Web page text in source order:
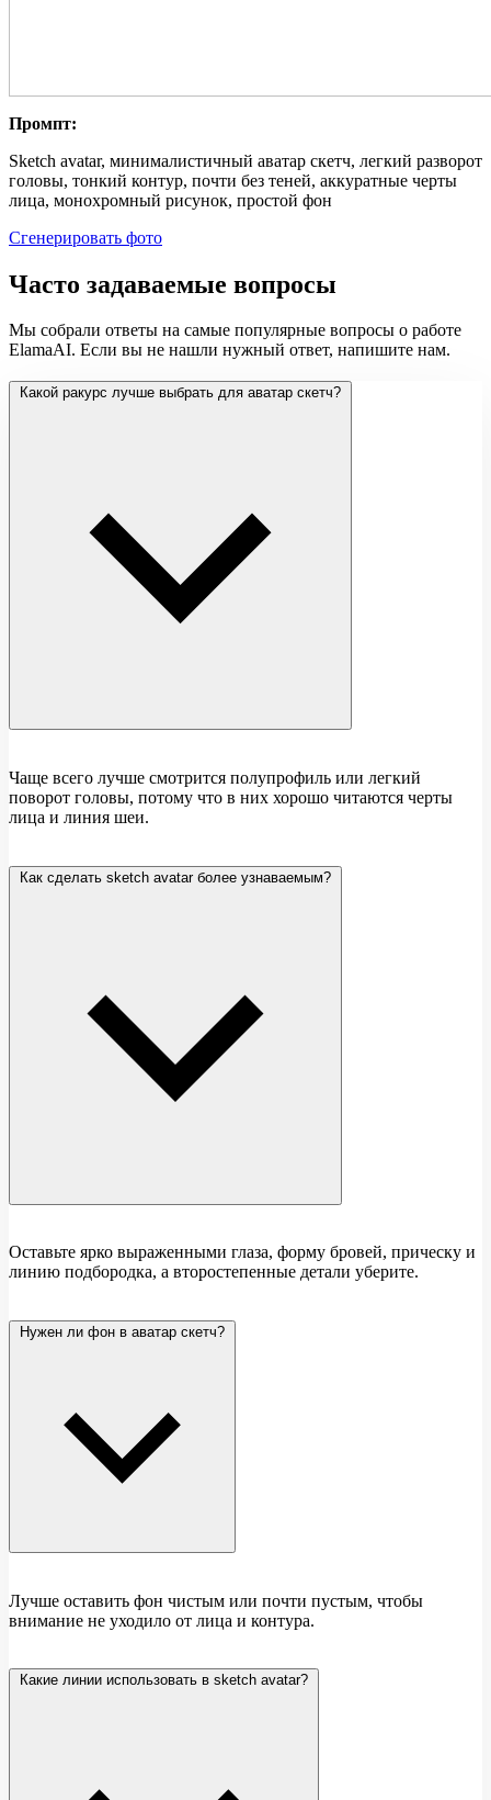
Промпт:
Sketch avatar, минималистичный аватар скетч, легкий разворот
головы, тонкий контур, почти без теней, аккуратные черты
лица, монохромный рисунок, простой фон
Сгенерировать фото
Часто задаваемые вопросы
Мы собрали ответы на самые популярные вопросы о работе
ElamaAI. Если вы не нашли нужный ответ, напишите нам.
Какой ракурс лучше выбрать для аватар скетч?
Чаще всего лучше смотрится полупрофиль или легкий
поворот головы, потому что в них хорошо читаются черты
лица и линия шеи.
Как сделать sketch avatar более узнаваемым?
Оставьте ярко выраженными глаза, форму бровей, прическу и
линию подбородка, а второстепенные детали уберите.
Нужен ли фон в аватар скетч?
Лучше оставить фон чистым или почти пустым, чтобы
внимание не уходило от лица и контура.
Какие линии использовать в sketch avatar?